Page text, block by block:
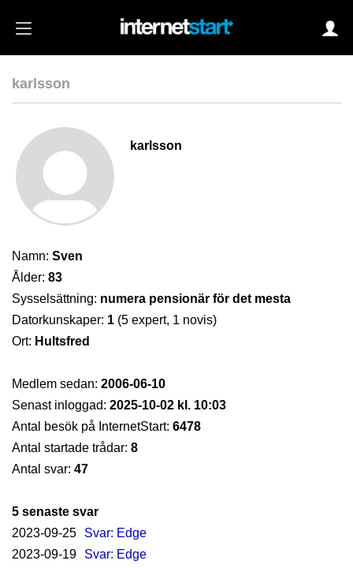
karlsson
karlsson
Namn: Sven
Ålder: 83
Sysselsättning: numera pensionär för det mesta
Datorkunskaper: 1 (5 expert, 1 novis)
Ort: Hultsfred
Medlem sedan: 2006-06-10
Senast inloggad: 2025-10-02 kl. 10:03
Antal besök på InternetStart: 6478
Antal startade trådar: 8
Antal svar: 47
5 senaste svar
2023-09-25
Svar: Edge
2023-09-19
Svar: Edge